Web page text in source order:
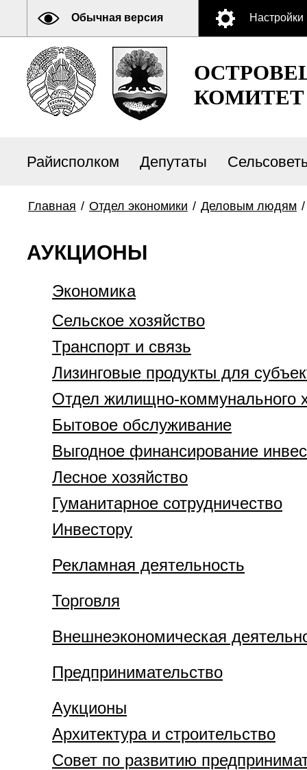
Обычная версия Настройки
КОМИТЕТ
Райисполком Депутаты
Главная / Отдел экономики / Деловым людям
АУКЦИОНЫ
Экономика
Сельское хозяйство
Транспорт и связь
Лизинговые продукты для
Отдел жилищно-коммунального
Бытовое обслуживание
Выгодное финансирование
Лесное хозяйство
Гуманитарное сотрудничество
Инвестору
Рекламная деятельность
Торговля
Внешнеэкономическая
Предпринимательство
Аукционы
Архитектура и строительство
Совет по развитию